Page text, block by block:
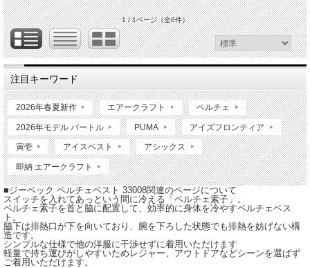
1 / 1ページ（全6件）
注目キーワード
2026年春夏新作 エアークラフト ペルチェ
2026年モデル バートル PUMA アイズフロンティア
寅壱 アイスベスト アシックス
即納 エアークラフト
■ジーベック ペルチェベスト 33008関連のページについて
スイッチを入れてあっという間に冷える「ペルチェ素子」。
ペルチェ素子を首と脇に配置して、効率的に身体を冷やすペルチェベス
ト。
脇下は排熱口が下を向いており、腕を下ろした状態でも排熱を妨げない構
造です。
シンプルな仕様で他の洋服に干渉せずに着用いただけます
軽量で持ち運びがしやすいためレジャー、アウトドアなどシーンを選ばず
ご着用いただけます。